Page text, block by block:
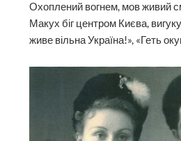
Охоплений вогнем, мов живий
Макух біг центром Києва,
живе вільна Україна!», «Геть